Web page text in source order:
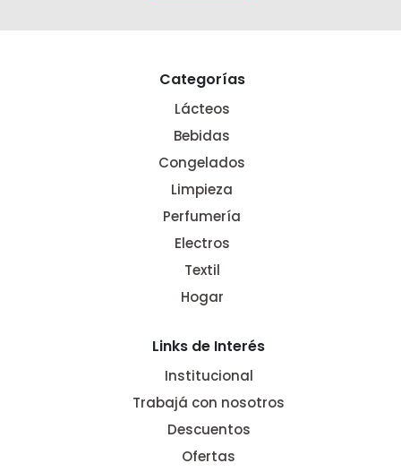
Categorías
Lácteos
Bebidas
Congelados
Limpieza
Perfumería
Electros
Textil
Hogar
Links de Interés
Institucional
Trabajá con nosotros
Descuentos
Ofertas